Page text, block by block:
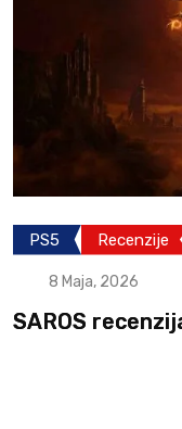
PS5 Recenzije
8 Maja, 2026
SAROS